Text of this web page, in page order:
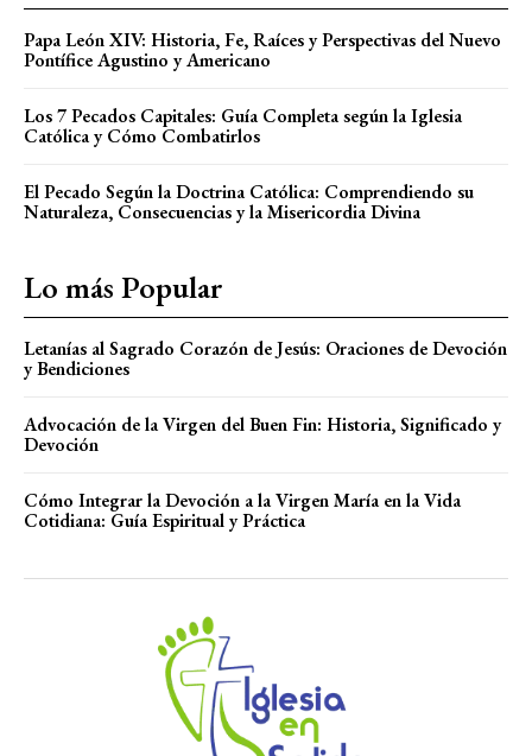
Papa León XIV: Historia, Fe, Raíces y Perspectivas del Nuevo
Pontífice Agustino y Americano
Los 7 Pecados Capitales: Guía Completa según la Iglesia
Católica y Cómo Combatirlos
El Pecado Según la Doctrina Católica: Comprendiendo su
Naturaleza, Consecuencias y la Misericordia Divina
Lo más Popular
Letanías al Sagrado Corazón de Jesús: Oraciones de Devoción
y Bendiciones
Advocación de la Virgen del Buen Fin: Historia, Significado y
Devoción
Cómo Integrar la Devoción a la Virgen María en la Vida
Cotidiana: Guía Espiritual y Práctica